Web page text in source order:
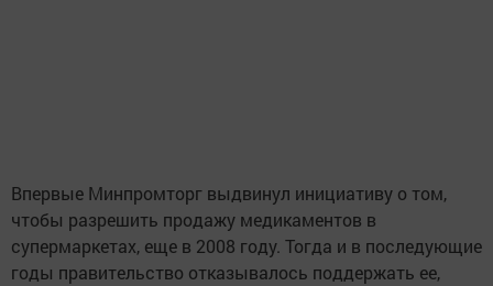
Впервые Минпромторг выдвинул инициативу о том,
чтобы разрешить продажу медикаментов в
супермаркетах, еще в 2008 году. Тогда и в последующие
годы правительство отказывалось поддержать ее,